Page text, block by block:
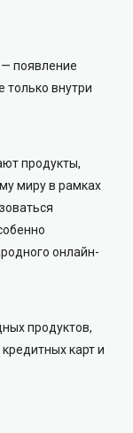
появление
только внутри
продукты,
миру в рамках
онлайн-
продуктов,
карт и